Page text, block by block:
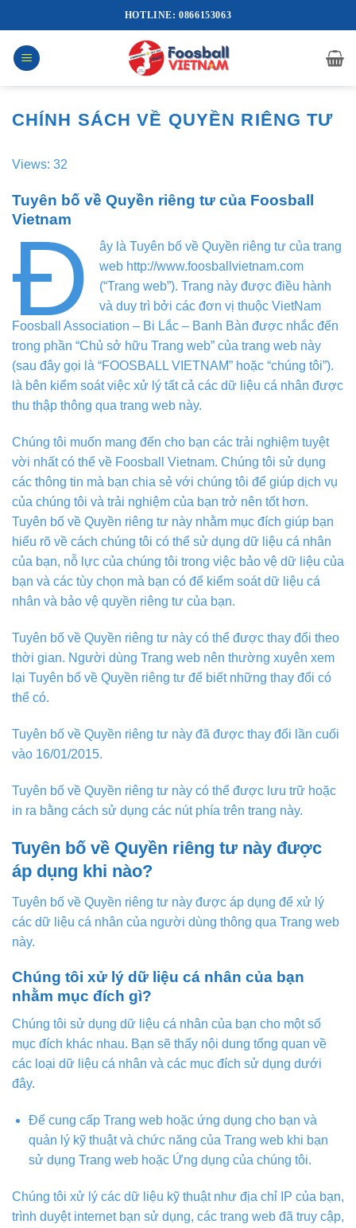
qua
nội
dung
HOTLINE: 0866153063
CHÍNH SÁCH VỀ QUYỀN RIÊNG TƯ
Views: 32
Tuyên bố về Quyền riêng tư của Foosball
Vietnam
Đ
ây là Tuyên bố về Quyền riêng tư của trang
web http://www.foosballvietnam.com
(“Trang web”). Trang này được điều hành
và duy trì bởi các đơn vị thuộc VietNam
Foosball Association – Bi Lắc – Banh Bàn được nhắc đến
trong phần “Chủ sở hữu Trang web” của trang web này
(sau đây gọi là “FOOSBALL VIETNAM” hoặc “chúng tôi”).
là bên kiểm soát việc xử lý tất cả các dữ liệu cá nhân được
thu thập thông qua trang web này.
Chúng tôi muốn mang đến cho bạn các trải nghiệm tuyệt
vời nhất có thể về Foosball Vietnam. Chúng tôi sử dụng
các thông tin mà bạn chia sẻ với chúng tôi để giúp dịch vụ
của chúng tôi và trải nghiệm của bạn trở nên tốt hơn.
Tuyên bố về Quyền riêng tư này nhằm mục đích giúp bạn
hiểu rõ về cách chúng tôi có thể sử dụng dữ liệu cá nhân
của bạn, nỗ lực của chúng tôi trong việc bảo vệ dữ liệu của
bạn và các tùy chọn mà bạn có để kiểm soát dữ liệu cá
nhân và bảo vệ quyền riêng tư của bạn.
Tuyên bố về Quyền riêng tư này có thể được thay đổi theo
thời gian. Người dùng Trang web nên thường xuyên xem
lại Tuyên bố về Quyền riêng tư để biết những thay đổi có
thể có.
Tuyên bố về Quyền riêng tư này đã được thay đổi lần cuối
vào 16/01/2015.
Tuyên bố về Quyền riêng tư này có thể được lưu trữ hoặc
in ra bằng cách sử dụng các nút phía trên trang này.
Tuyên bố về Quyền riêng tư này được
áp dụng khi nào?
Tuyên bố về Quyền riêng tư này được áp dụng để xử lý
các dữ liệu cá nhân của người dùng thông qua Trang web
này.
Chúng tôi xử lý dữ liệu cá nhân của bạn
nhằm mục đích gì?
Chúng tôi sử dụng dữ liệu cá nhân của bạn cho một số
mục đích khác nhau. Bạn sẽ thấy nội dung tổng quan về
các loại dữ liệu cá nhân và các mục đích sử dụng dưới
đây.
Để cung cấp Trang web hoặc ứng dụng cho bạn và
quản lý kỹ thuật và chức năng của Trang web khi bạn
sử dụng Trang web hoặc Ứng dụng của chúng tôi.
Chúng tôi xử lý các dữ liệu kỹ thuật như địa chỉ IP của bạn,
trình duyệt internet bạn sử dụng, các trang web đã truy cập,